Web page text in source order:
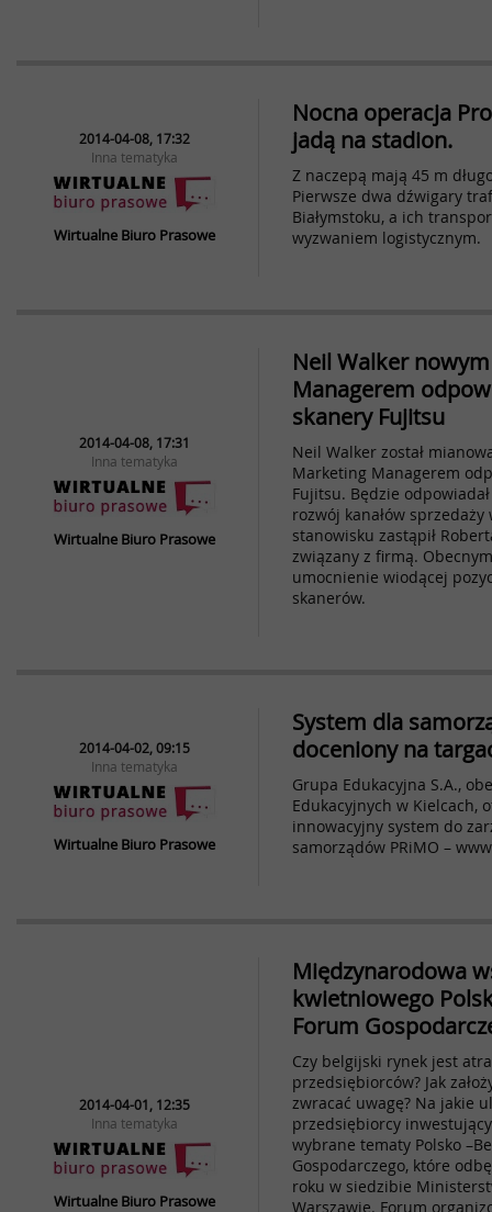
2014-04-08, 17:32
Inna tematyka
Wirtualne Biuro Prasowe
Nocna operacja
jadą na stadion.
Z naczepą mają 45 m
Pierwsze dwa dźwigary
Białymstoku, a ich
wyzwaniem logistycznym.
2014-04-08, 17:31
Inna tematyka
Wirtualne Biuro Prasowe
Neil Walker
Managerem
skanery Fujitsu
Neil Walker został
Marketing Managerem
Fujitsu. Będzie
rozwój kanałów
stanowisku zastąpił
związany z firmą.
umocnienie wiodącej
skanerów.
2014-04-02, 09:15
Inna tematyka
Wirtualne Biuro Prasowe
System dla
doceniony na
Grupa Edukacyjna S.A.,
Edukacyjnych w Kielcach,
innowacyjny system do
samorządów PRiMO –
2014-04-01, 12:35
Inna tematyka
Wirtualne Biuro Prasowe
Międzynarodowa
kwietniowego
Forum
Czy belgijski rynek jest
przedsiębiorców? Jak
zwracać uwagę? Na jakie
przedsiębiorcy
wybrane tematy Polsko
Gospodarczego, które
roku w siedzibie
Warszawie. Forum